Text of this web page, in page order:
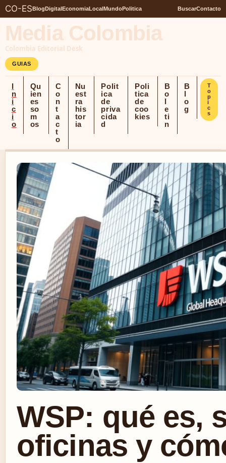
CO-ESBlogDigitalEconomiaLocalMundoPolitica BuscarContacto
Media Colombia
Colombia Editorial Desk
GUIAS
I
n
i
c
i
o
Qu
ien
es
so
m
os
C
o
n
t
a
c
t
o
Nu
est
ra
his
tor
ia
Polit
ica
de
priva
cida
d
Poli
tica
de
coo
kies
B
o
l
e
ti
n
B
l
o
g
T
o
p
i
c
s
WSP: qué es,
oficinas y